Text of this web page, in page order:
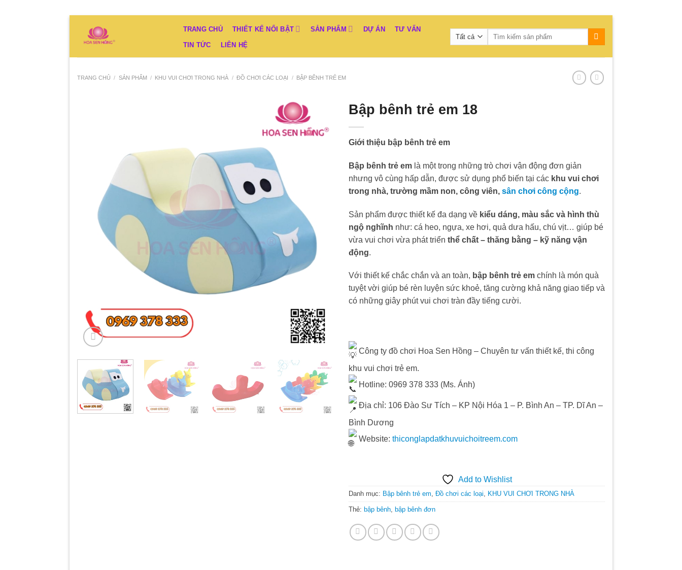
dung
TRANG CHỦ THIẾT KẾ NỔI BẬT SẢN PHẨM DỰ ÁN TƯ VẤN
TIN TỨC LIÊN HỆ
Tìm
TRANG CHỦ / SẢN PHẨM / KHU VUI CHƠI TRONG NHÀ / ĐỒ CHƠI CÁC LOẠI / BẬP BÊNH TRẺ EM
Add to
Wishlist
Bập bênh trẻ em 18
Giới thiệu bập bênh trẻ em
Bập bênh trẻ em là một trong những trò chơi vận động đơn giản
nhưng vô cùng hấp dẫn, được sử dụng phổ biến tại các khu vui chơi
trong nhà, trường mầm non, công viên, sân chơi công cộng.
Sản phẩm được thiết kế đa dạng về kiểu dáng, màu sắc và hình thù
ngộ nghĩnh như: cá heo, ngựa, xe hơi, quả dưa hấu, chú vịt… giúp bé
vừa vui chơi vừa phát triển thể chất – thăng bằng – kỹ năng vận
động.
Với thiết kế chắc chắn và an toàn, bập bênh trẻ em chính là món quà
tuyệt vời giúp bé rèn luyện sức khoẻ, tăng cường khả năng giao tiếp và
có những giây phút vui chơi tràn đầy tiếng cười.
Công ty đồ chơi Hoa Sen Hồng – Chuyên tư vấn thiết kế, thi công
khu vui chơi trẻ em.
Hotline: 0969 378 333 (Ms. Ánh)
Địa chỉ: 106 Đào Sư Tích – KP Nội Hóa 1 – P. Bình An – TP. Dĩ An –
Bình Dương
Website: thiconglapdatkhuvuichoitreem.com
Add to Wishlist
Danh mục: Bập bênh trẻ em Đồ chơi các loại KHU VUI CHƠI TRONG NHÀ
Thẻ: bập bênh bập bênh đơn